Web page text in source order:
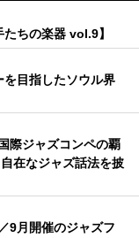
ちの楽器 vol.9】
を目指したソウル界
際ジャズコンペの覇
在なジャズ話法を披
9月開催のジャズフ